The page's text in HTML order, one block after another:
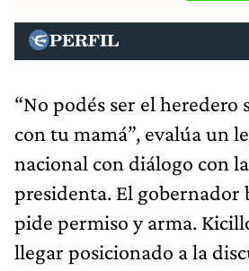
“No podés ser el heredero
con tu mamá”, evalúa un
nacional con diálogo con
presidenta. El gobernador
pide permiso y arma.
llegar posicionado a la